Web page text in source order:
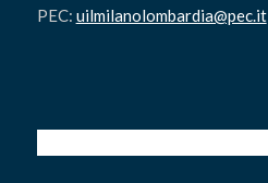
PEC: uilmilanolombardia@pec.it